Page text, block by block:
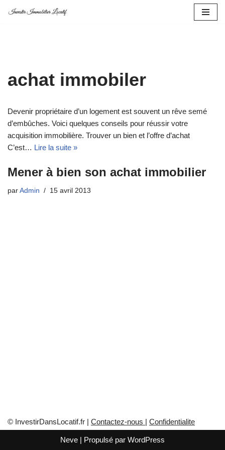
achat immobiler
Devenir propriétaire d’un logement est souvent un rêve semé
d’embûches. Voici quelques conseils pour réussir votre
acquisition immobilière. Trouver un bien et l’offre d’achat
C’est… Lire la suite »
Mener à bien son achat immobilier
par Admin 15 avril 2013
© InvestirDansLocatif.fr | Contactez-nous | Confidentialite
Neve | Propulsé par WordPress